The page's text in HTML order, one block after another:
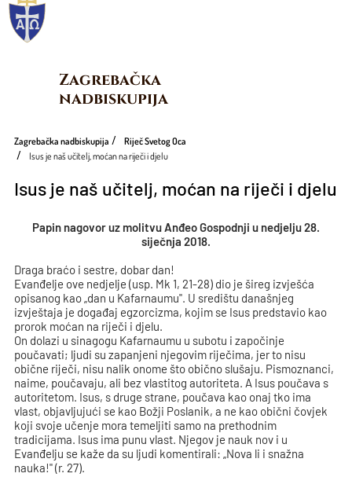
Zagrebačka
nadbiskupija
Zagrebačka nadbiskupija
Riječ Svetog Oca
Isus je naš učitelj, moćan na riječi i djelu
Isus je naš učitelj, moćan na riječi i djelu
Papin nagovor uz molitvu Anđeo Gospodnji u nedjelju 28.
siječnja 2018.
Draga braćo i sestre, dobar dan!
Evanđelje ove nedjelje (usp. Mk 1, 21-28) dio je šireg izvješća
opisanog kao „dan u Kafarnaumu". U središtu današnjeg
izvještaja je događaj egzorcizma, kojim se Isus predstavio kao
prorok moćan na riječi i djelu.
On dolazi u sinagogu Kafarnaumu u subotu i započinje
poučavati; ljudi su zapanjeni njegovim riječima, jer to nisu
obične riječi, nisu nalik onome što obično slušaju. Pismoznanci,
naime, poučavaju, ali bez vlastitog autoriteta. A Isus poučava s
autoritetom. Isus, s druge strane, poučava kao onaj tko ima
vlast, objavljujući se kao Božji Poslanik, a ne kao obični čovjek
koji svoje učenje mora temeljiti samo na prethodnim
tradicijama. Isus ima punu vlast. Njegov je nauk nov i u
Evanđelju se kaže da su ljudi komentirali: „Nova li i snažna
nauka!" (r. 27).